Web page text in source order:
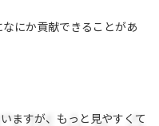
にか貢献できることがあ
ますが、もっと見やすくて